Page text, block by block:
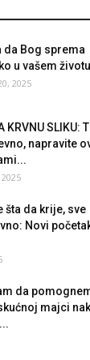
da Bog sprema
u vašem životu
2025
KRVNU SLIKU:
napravite
šta da krije, sve
Novi
da
majci